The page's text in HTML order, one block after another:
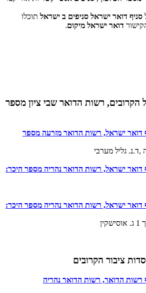
סניף דואר ישראל סניפים ב ישראל תוכלו
דואר ישראל מיקום.
הקרובים, רשות הדואר שבי ציון מספר
דואר ישראל, רשות הדואר מזרעה מספר
גליל מערבי
דואר ישראל, רשות הדואר נהריה מספר היכר:
דואר ישראל, רשות הדואר נהריה מספר היכר:
ציבור הקרובים
רשות הדואר, רשות הדואר נהריה